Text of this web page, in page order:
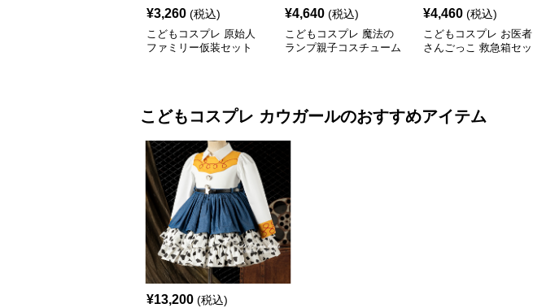
¥3,260 (税込)
こどもコスプレ 原始人
ファミリー仮装セット
¥4,640 (税込)
こどもコスプレ 魔法の
ランプ親子コスチューム
¥4,460 (税込)
こどもコスプレ お医者
さんごっこ 救急箱セッ
こどもコスプレ カウガールのおすすめアイテム
¥13,200 (税込)